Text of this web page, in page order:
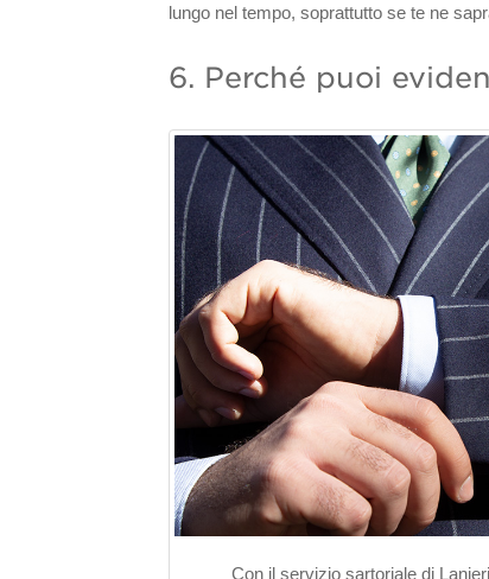
lungo nel tempo, soprattutto se te ne
6. Perché puoi
Con il servizio sartoriale di